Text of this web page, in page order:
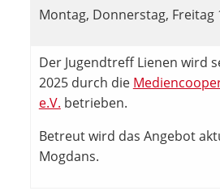
Montag, Donnerstag, Freitag
Der Jugendtreff Lienen wird
2025 durch die
e.V. betrieben.
Betreut wird das Angebot
Mogdans.